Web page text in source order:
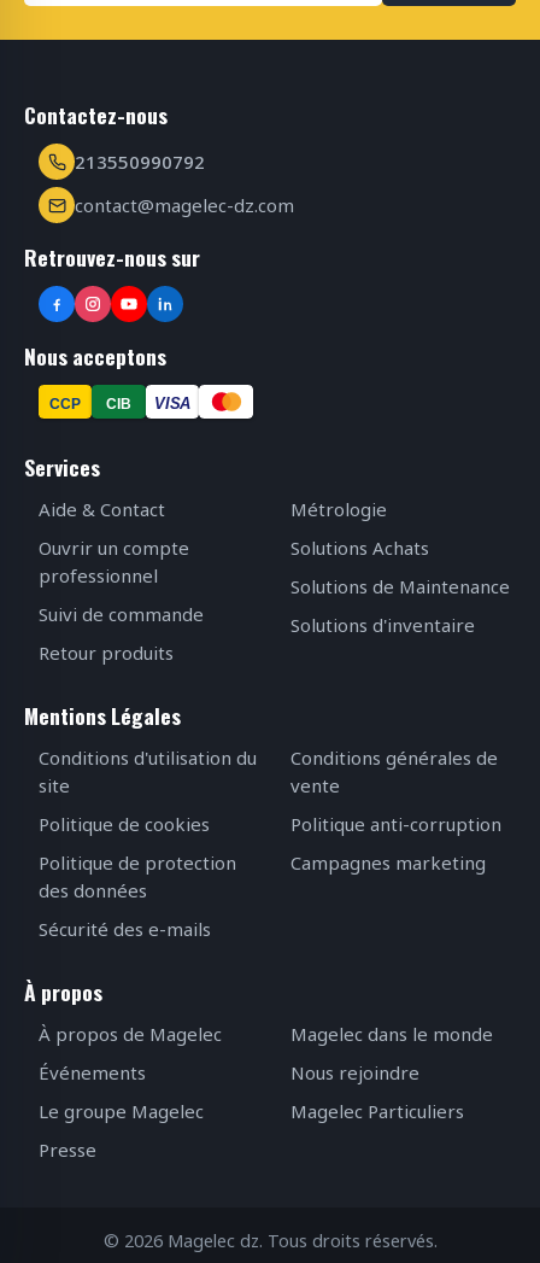
Contactez-nous
213550990792
contact@magelec-dz.com
Retrouvez-nous sur
Nous acceptons
CCP CIB VISA
Services
Aide & Contact
Ouvrir un compte
professionnel
Suivi de commande
Retour produits
Métrologie
Solutions Achats
Solutions de Maintenance
Solutions d'inventaire
Mentions Légales
Conditions d'utilisation du
site
Politique de cookies
Politique de protection
des données
Sécurité des e-mails
Conditions générales de
vente
Politique anti-corruption
Campagnes marketing
À propos
À propos de Magelec
Événements
Le groupe Magelec
Presse
Magelec dans le monde
Nous rejoindre
Magelec Particuliers
© 2026 Magelec dz. Tous droits réservés.